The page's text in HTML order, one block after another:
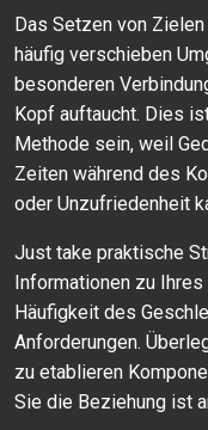
Das Setzen von
häufig verschieben
besonderen
Kopf auftaucht. Dies
Methode sein, weil
Zeiten während des
oder Unzufriedenheit
Just take praktische
Informationen zu
Häufigkeit des
Anforderungen.
zu etablieren
Sie die Beziehung ist